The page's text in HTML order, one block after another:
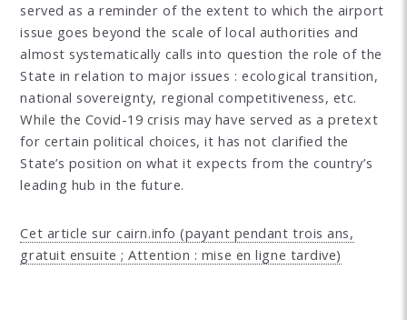
served as a reminder of the extent to which the airport
issue goes beyond the scale of local authorities and
almost systematically calls into question the role of the
State in relation to major issues : ecological transition,
national sovereignty, regional competitiveness, etc.
While the Covid-19 crisis may have served as a pretext
for certain political choices, it has not clarified the
State’s position on what it expects from the country’s
leading hub in the future.
Cet article sur cairn.info (payant pendant trois ans,
gratuit ensuite ; Attention : mise en ligne tardive)